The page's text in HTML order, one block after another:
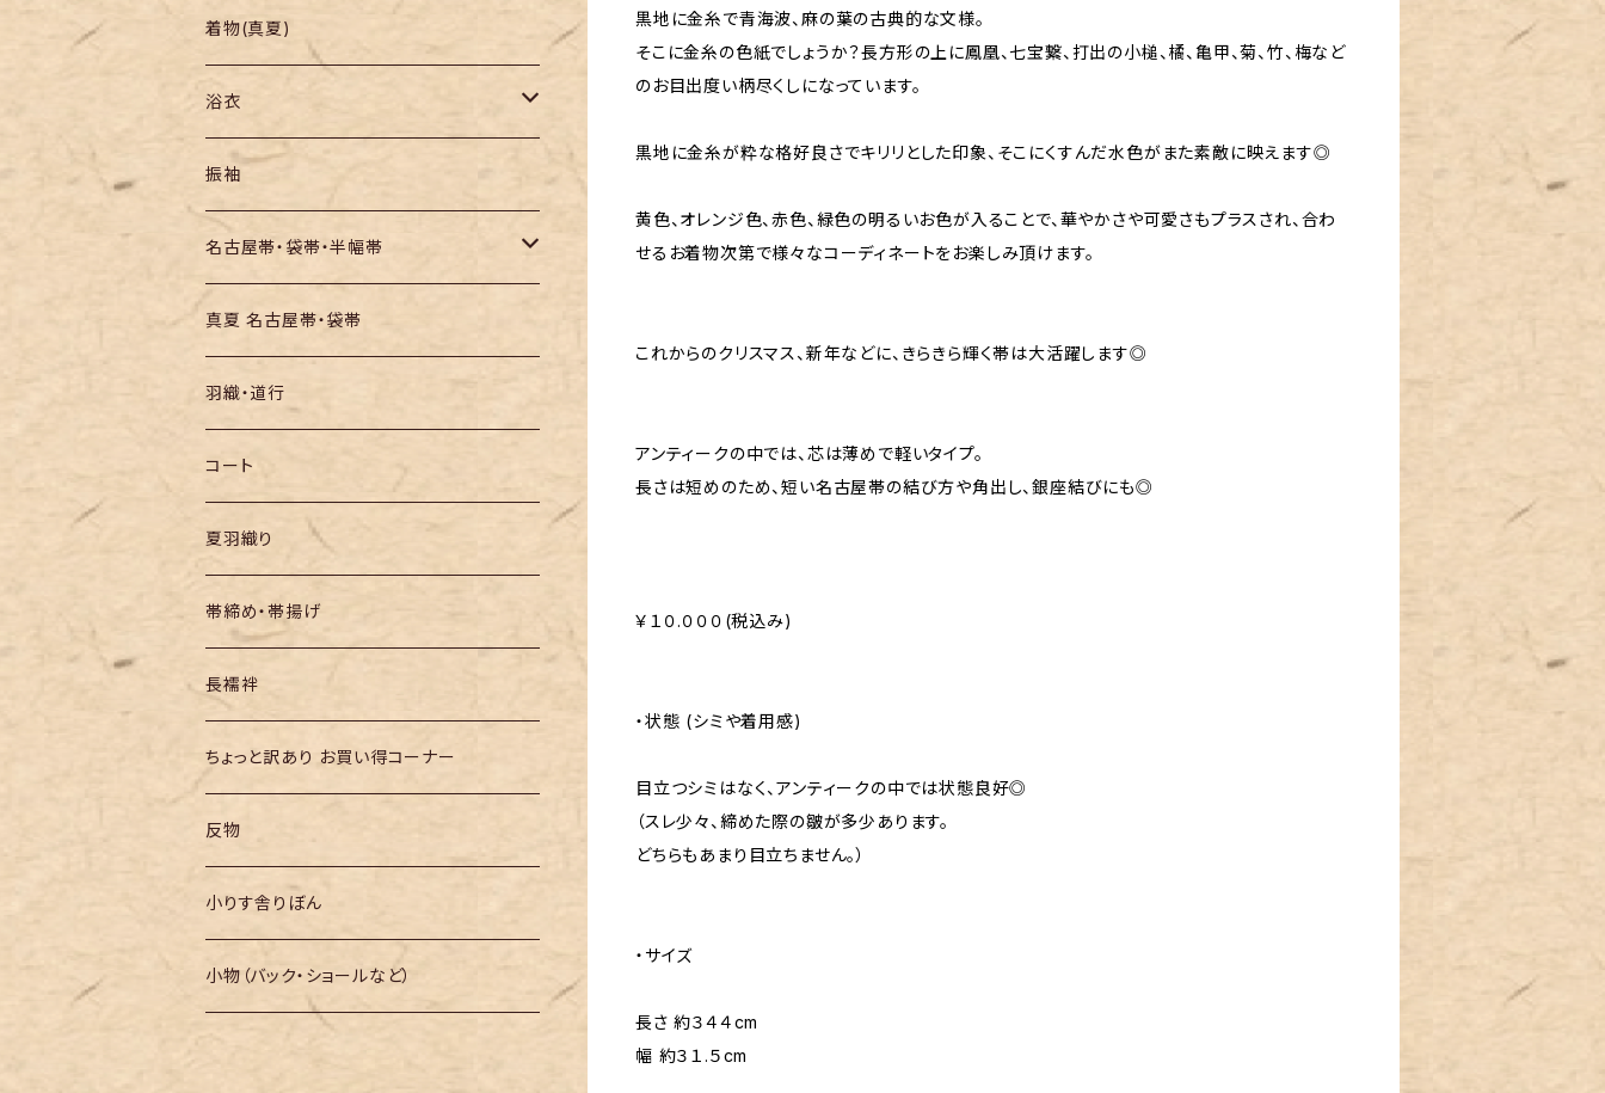
黒地に金糸で青海波、麻の葉の古典的な文様。
そこに金糸の色紙でしょうか？長方形の上に鳳凰、七宝繋、打出の小槌、橘、亀甲、菊、竹、梅など
のお目出度い柄尽くしになっています。
黒地に金糸が粋な格好良さでキリリとした印象、そこにくすんだ水色がまた素敵に映えます◎
黄色、オレンジ色、赤色、緑色の明るいお色が入ることで、華やかさや可愛さもプラスされ、合わ
せるお着物次第で様々なコーディネートをお楽しみ頂けます。
これからのクリスマス、新年などに、きらきら輝く帯は大活躍します◎
アンティークの中では、芯は薄めで軽いタイプ。
長さは短めのため、短い名古屋帯の結び方や角出し、銀座結びにも◎
￥１０.０００(税込み)
・状態 (シミや着用感)
目立つシミはなく、アンティークの中では状態良好◎
（スレ少々、締めた際の皺が多少あります。
どちらもあまり目立ちません。）
・サイズ
長さ 約３４４cm
幅 約３１.５cm
羽織り・道行
色無地・江戸小紋
紬
訪問着・付下
お召し
着物(真夏)
浴衣
セオα・ポリ
木綿・綿麻
絞りの浴衣
振袖
名古屋帯・袋帯・半幅帯
名古屋帯
袋帯
半幅帯
真夏 名古屋帯・袋帯
羽織・道行
コート
夏羽織り
帯締め・帯揚げ
長襦袢
ちょっと訳あり お買い得コーナー
反物
小りす舎りぼん
小物（バック・ショールなど）